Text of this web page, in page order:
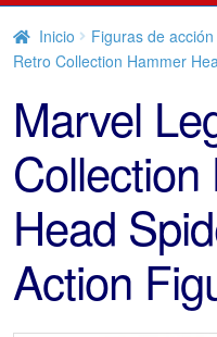
Inicio Figuras de acción
Retro Collection Hammer
Marvel
Head
Action